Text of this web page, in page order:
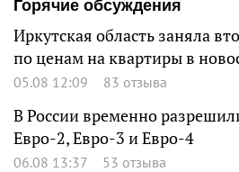
Горячие обсуждения
Иркутская область заняла
по ценам на квартиры в
05.08 12:09 83 отзыва
В России временно
Евро-2, Евро-3 и Евро-4
06.08 13:37 53 отзыва